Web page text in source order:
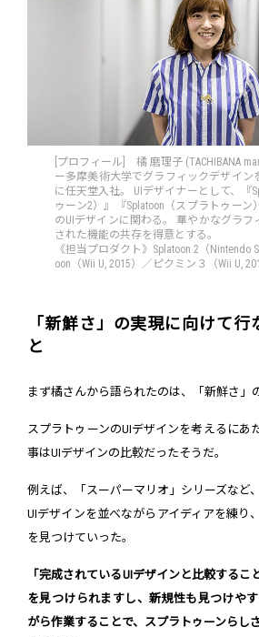
[プロフィール] 橘 磨理子 (TACHIBANA
ー多摩美術大学でグラフィックデザイン
に任天堂入社。 UIデザイナーとして、『
ゥーン2）』『Splatoon（スプラトゥーン
のUIデザインに関わる。 華やかなグラフ
された機能の共存を得意とする。
《担当プロダクト》Splatoon 2（Nintendo
oon（Wii U, 2015）／ピクミン３（Wii U,
「新鮮さ」の実現に向けて行
と
まず橘さんから語られたのは、「新鮮さ」
スプラトゥーンのUIデザインを考えるにあ
事はUIデザインの比較だったそうだ。
例えば、「スーパーマリオ」シリーズなど
UIデザインを並べながらアイディアを練り
を見つけていった。
「完成されているUIデザインと比較するこ
を見つけられますし、新規性も見つけや
がら作業することで、スプラトゥーンらし